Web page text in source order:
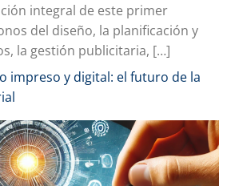
integral de este primer
del diseño, la planificación y
la gestión publicitaria, […]
impreso y digital: el futuro de la